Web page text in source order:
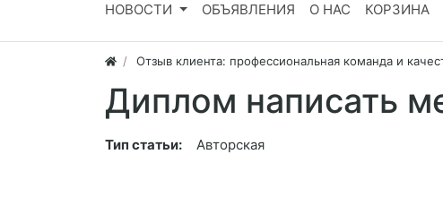
НОВОСТИ ОБЪЯВЛЕНИЯ О НАС КОРЗИНА
Отзыв клиента: профессиональная команда и
Диплом написать
Тип статьи: Авторская